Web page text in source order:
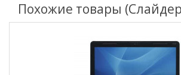
Похожие товары